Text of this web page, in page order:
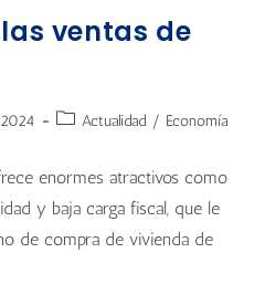
ventas de
Actualidad / Economía
enormes atractivos como
y baja carga fiscal, que le
de compra de vivienda de